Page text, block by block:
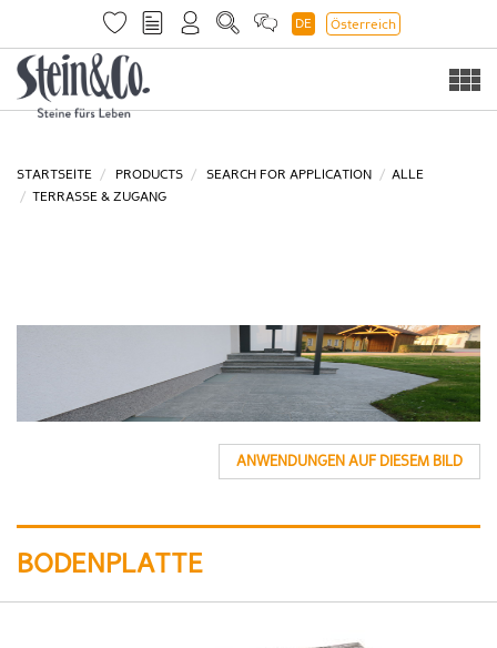
DE Österreich
STARTSEITE PRODUCTS SEARCH FOR APPLICATION
ALLE
TERRASSE & ZUGANG
ANWENDUNGEN AUF DIESEM BILD
BODENPLATTE